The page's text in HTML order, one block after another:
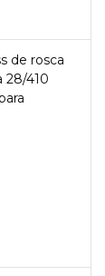
de rosca
28/410